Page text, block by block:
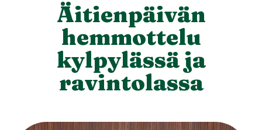
Äitienpäivän
hemmottelu
kylpylässä ja
ravintolassa